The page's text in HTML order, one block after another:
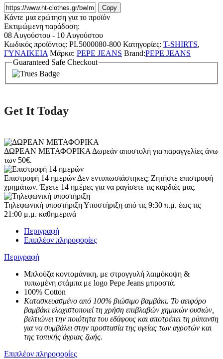
Copy
Κάντε μια ερώτηση για το προϊόν
Εκτιμώμενη παράδοση:
08 Αυγούστου - 10 Αυγούστου
Κωδικός προϊόντος: PL5000080-800 Κατηγορίες: T-SHIRTS,
ΓΥΝΑΙΚΕΙΑ Μάρκα: PEPE JEANS Brand:PEPE JEANS
Guaranteed Safe Checkout
Get It Today
ΔΩΡΕΑΝ ΜΕΤΑΦΟΡΙΚΑ Δωρεάν αποστολή για παραγγελίες άνω
των 50€.
Επιστροφή 14 ημερών Δεν εντυπωσιάστηκες; Ζητήστε επιστροφή
χρημάτων. Έχετε 14 ημέρες για να ραγίσετε τις καρδιές μας.
Τηλεφωνική υποστήριξηΥποστήριξη από τις 9:30 π.μ. έως τις
21:00 μ.μ. καθημερινά
Περιγραφή
Επιπλέον πληροφορίες
Περιγραφή
Μπλούζα κοντομάνικη, με στρογγυλή λαιμόκοψη &
τυπωμένη στάμπα με logo Pepe Jeans μπροστά.
100% Cotton
Κατασκευασμένο από 100% βιώσιμο βαμβάκι. Το αειφόρο
βαμβάκι ελαχιστοποιεί τη χρήση επιβλαβών χημικών ουσιών,
βελτιώνει την ποιότητα του εδάφους και αποτρέπει τη ρύπανση
για να συμβάλει στην προστασία της υγείας των αγροτών και
της τοπικής άγριας ζωής.
Επιπλέον πληροφορίες